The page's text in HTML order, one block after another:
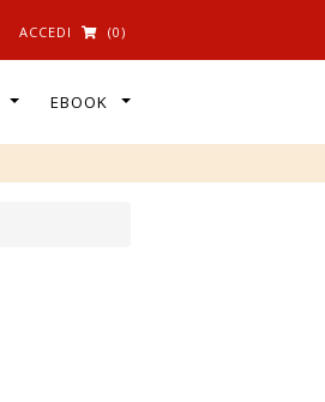
ACCEDI (0)
EBOOK